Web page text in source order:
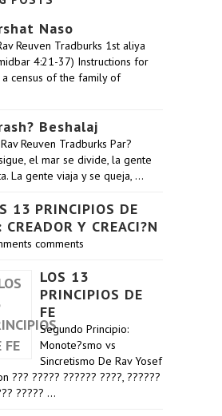
Naso
Reuven Tradburks 1st aliya
4:21-37) Instructions for
a census of the family of
Beshalaj
Reuven Tradburks Par?
el mar se divide, la gente
La gente viaja y se queja, …
13 PRINCIPIOS DE
CREADOR Y CREACI?N
comments
LOS 13
PRINCIPIOS DE
FE
Segundo Principio:
Monote?smo vs
Sincretismo De Rav Yosef
??? ????? ?????? ????, ??????
????? …